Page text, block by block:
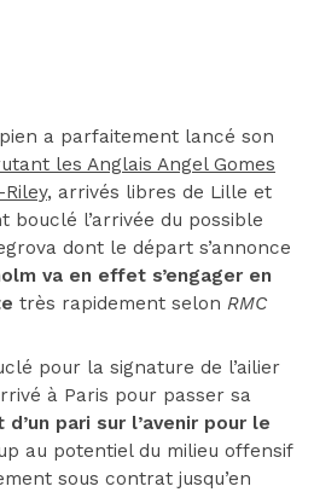
a parfaitement lancé son
les Anglais Angel Gomes
, arrivés libres de Lille et
bouclé l’arrivée du possible
dont le départ s’annonce
va en effet s’engager en
très rapidement selon RMC
pour la signature de l’ailier
à Paris pour passer sa
d’un pari sur l’avenir pour le
au potentiel du milieu offensif
sous contrat jusqu’en